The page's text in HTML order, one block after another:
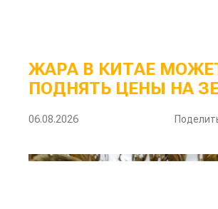
ЖАРА В КИТАЕ
ПОДНЯТЬ ЦЕНЫ НА
06.08.2026